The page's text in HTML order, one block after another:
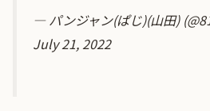
— パンジャン(ぱじ)(山田)
July 21, 2022